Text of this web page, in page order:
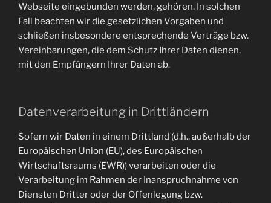
Webseite eingebunden werden, gehören. In solchen
Fall beachten wir die gesetzlichen Vorgaben und
schließen insbesondere entsprechende Verträge bzw.
Vereinbarungen, die dem Schutz Ihrer Daten dienen,
mit den Empfängern Ihrer Daten ab.
Datenverarbeitung in Drittländern
Sofern wir Daten in einem Drittland (d.h., außerhalb der
Europäischen Union (EU), des Europäischen
Wirtschaftsraums (EWR)) verarbeiten oder die
Verarbeitung im Rahmen der Inanspruchnahme von
Diensten Dritter oder der Offenlegung bzw.